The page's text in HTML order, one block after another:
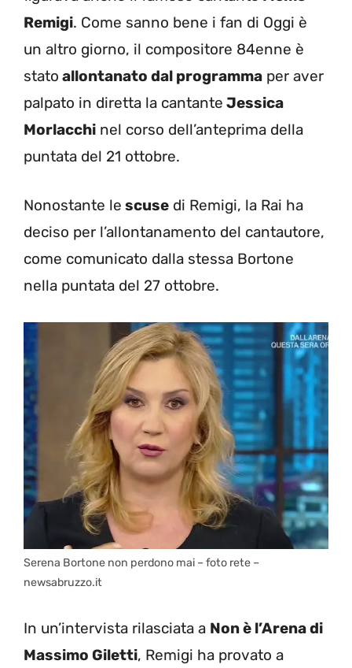
Remigi. Come sanno bene i fan di Oggi è
un altro giorno, il compositore 84enne è
stato allontanato dal programma per aver
palpato in diretta la cantante Jessica
Morlacchi nel corso dell’anteprima della
puntata del 21 ottobre.
Nonostante le scuse di Remigi, la Rai ha
deciso per l’allontanamento del cantautore,
come comunicato dalla stessa Bortone
nella puntata del 27 ottobre.
Serena Bortone non perdono mai – foto rete –
newsabruzzo.it
In un’intervista rilasciata a Non è l’Arena di
Massimo Giletti, Remigi ha provato a